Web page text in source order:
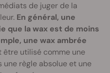
de juger de la
En général, une
que la wax est de moins
une wax ambrée
être utilisé comme une
une règle absolue et une